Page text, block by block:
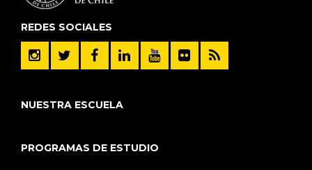
REDES SOCIALES
NUESTRA ESCUELA
PROGRAMAS DE ESTUDIO